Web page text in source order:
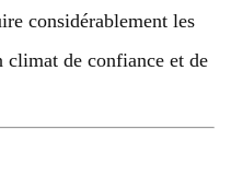
considérablement les
climat de confiance et de